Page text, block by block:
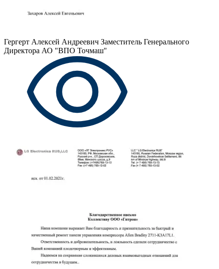
Гергерт Алексей Андреевич Заместитель Генерального
Директора АО "ВПО Точмаш"